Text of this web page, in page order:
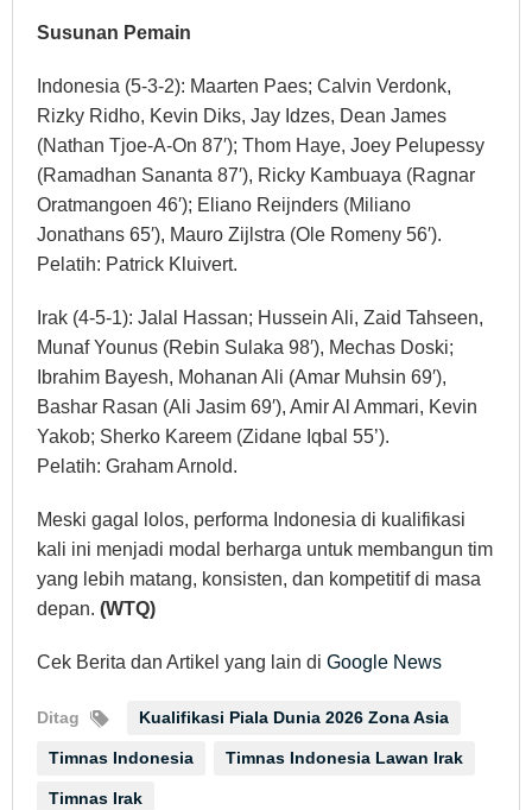
Susunan Pemain
Indonesia (5-3-2): Maarten Paes; Calvin Verdonk,
Rizky Ridho, Kevin Diks, Jay Idzes, Dean James
(Nathan Tjoe-A-On 87′); Thom Haye, Joey Pelupessy
(Ramadhan Sananta 87′), Ricky Kambuaya (Ragnar
Oratmangoen 46′); Eliano Reijnders (Miliano
Jonathans 65′), Mauro Zijlstra (Ole Romeny 56′).
Pelatih: Patrick Kluivert.
Irak (4-5-1): Jalal Hassan; Hussein Ali, Zaid Tahseen,
Munaf Younus (Rebin Sulaka 98′), Mechas Doski;
Ibrahim Bayesh, Mohanan Ali (Amar Muhsin 69′),
Bashar Rasan (Ali Jasim 69′), Amir Al Ammari, Kevin
Yakob; Sherko Kareem (Zidane Iqbal 55’).
Pelatih: Graham Arnold.
Meski gagal lolos, performa Indonesia di kualifikasi
kali ini menjadi modal berharga untuk membangun tim
yang lebih matang, konsisten, dan kompetitif di masa
depan. (WTQ)
Cek Berita dan Artikel yang lain di Google News
Ditag Kualifikasi Piala Dunia 2026 Zona Asia
Timnas Indonesia Timnas Indonesia Lawan Irak
Timnas Irak